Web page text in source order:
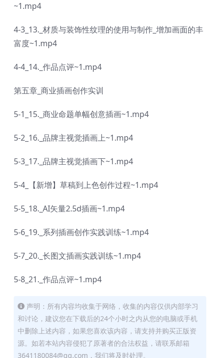
~1.mp4
4-3_13._材质与装饰性纹理的使用与制作_增加画面的丰
富度~1.mp4
4-4_14._作品点评~1.mp4
第五章_商业插画创作实训
5-1_15._商业命题单幅创意插画~1.mp4
5-2_16._品牌主视觉插画上~1.mp4
5-3_17._品牌主视觉插画下~1.mp4
5-4_【新增】草稿到上色创作过程~1.mp4
5-5_18._AI矢量2.5d插画~1.mp4
5-6_19._系列插画创作实践训练~1.mp4
5-7_20._长图文插画实践训练~1.mp4
5-8_21._作品点评~1.mp4
声明：所有内容均收集于网络，收集的内容仅供内部学习
和讨论，建议您在下载后的24个小时之内从您的电脑或手机
中删除上述内容，如果您喜欢该内容，请支持并购买正版资
源。如若本站内容侵犯了原著者的合法权益，请联系邮箱
3641180084@qq.com，我们将及时处理。